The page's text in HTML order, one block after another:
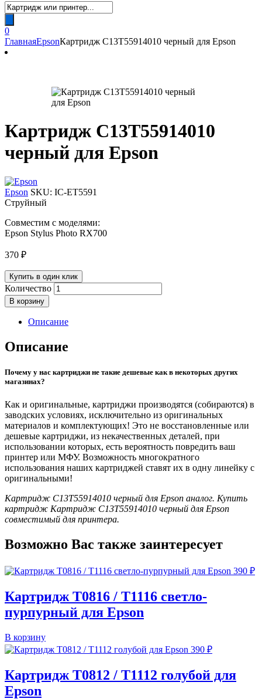
Поиск
товаров
0
ГлавнаяEpsonКартридж C13T55914010 черный для Epson
Картридж C13T55914010
черный для Epson
Epson SKU: IC-ET5591
Струйный
Совместим с моделями:
Epson Stylus Photo RX700
370 ₽
Купить в один клик
Количество
В корзину
Описание
Описание
Почему у нас картриджи не такие дешевые как в некоторых других
магазинах?
Как и оригинальные, картриджи производятся (собираются) в
заводских условиях, исключительно из оригинальных
материалов и комплектующих! Это не восстановленные или
дешевые картриджи, из некачественных деталей, при
использовании которых, есть вероятность повредить ваш
принтер или МФУ. Возможность многократного
использования наших картриджей ставят их в одну линейку с
оригинальными!
Картридж C13T55914010 черный для Epson аналог. Купить
картридж Картридж C13T55914010 черный для Epson
совместимый для принтера.
Возможно Вас также заинтересует
390 ₽
Картридж T0816 / T1116 светло-
пурпурный для Epson
В корзину
390 ₽
Картридж T0812 / T1112 голубой для
Epson